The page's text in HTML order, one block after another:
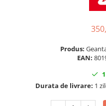
Produs:
EAN:
1
Durata de livrare: 1